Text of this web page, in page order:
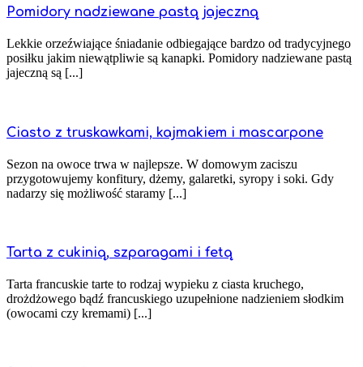
Pomidory nadziewane pastą jajeczną
Lekkie orzeźwiające śniadanie odbiegające bardzo od tradycyjnego
posiłku jakim niewątpliwie są kanapki. Pomidory nadziewane pastą
jajeczną są [...]
Ciasto z truskawkami, kajmakiem i mascarpone
Sezon na owoce trwa w najlepsze. W domowym zaciszu
przygotowujemy konfitury, dżemy, galaretki, syropy i soki. Gdy
nadarzy się możliwość staramy [...]
Tarta z cukinią, szparagami i fetą
Tarta francuskie tarte to rodzaj wypieku z ciasta kruchego,
drożdżowego bądź francuskiego uzupełnione nadzieniem słodkim
(owocami czy kremami) [...]